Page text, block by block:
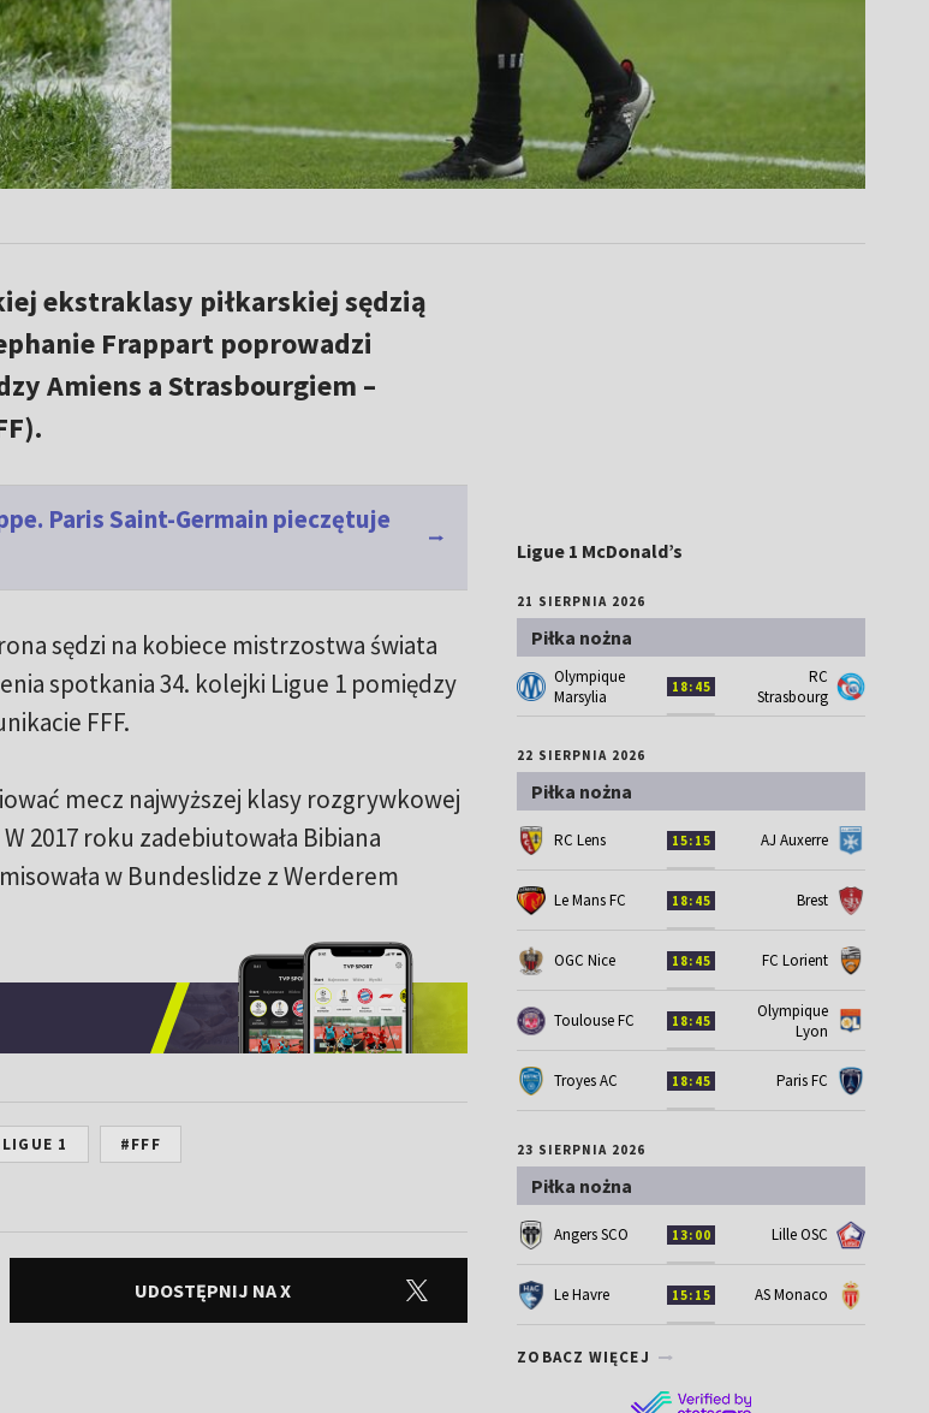
ekstraklasy piłkarskiej sędzią
Frappart poprowadzi
Amiens a Strasbourgiem –
Paris Saint-Germain pieczętuje
sędzi na kobiece mistrzostwa świata
spotkania 34. kolejki Ligue 1 pomiędzy
FFF.
mecz najwyższej klasy rozgrywkowej
2017 roku zadebiutowała Bibiana
w Bundeslidze z Werderem
1 #FFF
UDOSTĘPNIJ NA X
Ligue 1 McDonald’s
21 SIERPNIA 2026
Piłka nożna
Olympique
Marsylia
18:45
RC
Strasbourg
22 SIERPNIA 2026
Piłka nożna
RC Lens 15:15 AJ Auxerre
Le Mans FC 18:45 Brest
OGC Nice 18:45 FC Lorient
Toulouse FC 18:45
Olympique
Lyon
Troyes AC 18:45 Paris FC
23 SIERPNIA 2026
Piłka nożna
Angers SCO 13:00 Lille OSC
Le Havre 15:15 AS Monaco
ZOBACZ WIĘCEJ